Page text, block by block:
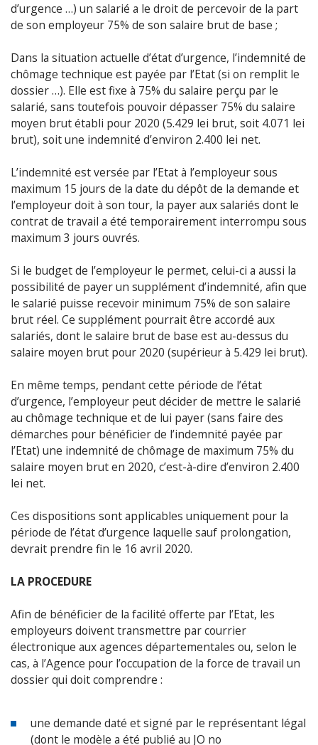
d’urgence …) un salarié a le droit de percevoir de la part
de son employeur 75% de son salaire brut de base ;
Dans la situation actuelle d’état d’urgence, l’indemnité de
chômage technique est payée par l’Etat (si on remplit le
dossier …). Elle est fixe à 75% du salaire perçu par le
salarié, sans toutefois pouvoir dépasser 75% du salaire
moyen brut établi pour 2020 (5.429 lei brut, soit 4.071 lei
brut), soit une indemnité d’environ 2.400 lei net.
L’indemnité est versée par l’Etat à l’employeur sous
maximum 15 jours de la date du dépôt de la demande et
l’employeur doit à son tour, la payer aux salariés dont le
contrat de travail a été temporairement interrompu sous
maximum 3 jours ouvrés.
Si le budget de l’employeur le permet, celui-ci a aussi la
possibilité de payer un supplément d’indemnité, afin que
le salarié puisse recevoir minimum 75% de son salaire
brut réel. Ce supplément pourrait être accordé aux
salariés, dont le salaire brut de base est au-dessus du
salaire moyen brut pour 2020 (supérieur à 5.429 lei brut).
En même temps, pendant cette période de l’état
d’urgence, l’employeur peut décider de mettre le salarié
au chômage technique et de lui payer (sans faire des
démarches pour bénéficier de l’indemnité payée par
l’Etat) une indemnité de chômage de maximum 75% du
salaire moyen brut en 2020, c’est-à-dire d’environ 2.400
lei net.
Ces dispositions sont applicables uniquement pour la
période de l’état d’urgence laquelle sauf prolongation,
devrait prendre fin le 16 avril 2020.
LA PROCEDURE
Afin de bénéficier de la facilité offerte par l’Etat, les
employeurs doivent transmettre par courrier
électronique aux agences départementales ou, selon le
cas, à l’Agence pour l’occupation de la force de travail un
dossier qui doit comprendre :
une demande daté et signé par le représentant légal
(dont le modèle a été publié au JO no